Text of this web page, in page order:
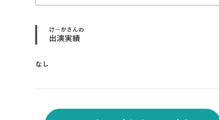
けーかさんの
出演実績
なし